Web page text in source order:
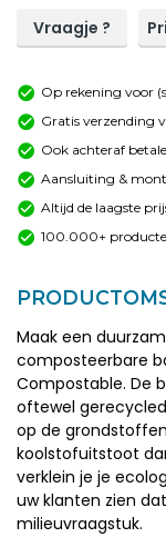
Vraagje ?
Op rekening voor
Gratis verzending
Ook achteraf
Aansluiting &
Altijd de laagste
100.000+
Maak een
composteerbare
Compostable. De
oftewel
op de
koolstofuitstoot
verklein je je
uw klanten zien
milieuvraagstuk.